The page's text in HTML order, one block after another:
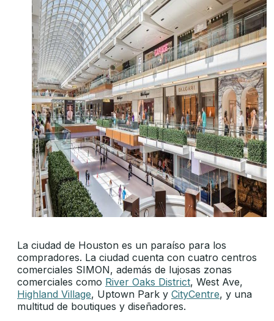
La ciudad de Houston es un paraíso para los
compradores. La ciudad cuenta con cuatro centros
comerciales SIMON, además de lujosas zonas
comerciales como River Oaks District, West Ave,
Highland Village, Uptown Park y CityCentre, y una
multitud de boutiques y diseñadores.